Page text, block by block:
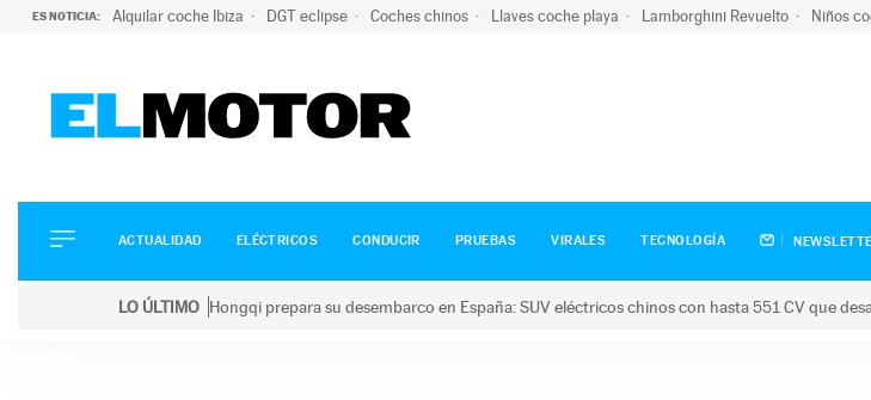
ES NOTICIA: Alquilar coche Ibiza DGT eclipse Coches chinos Llaves coche playa Lamborghini Revuelto Niños
ELÉCTRICOS
CONDUCIR
ACTUALIDAD ELÉCTRICOS CONDUCIR PRUEBAS VIRALES TECNOLOGÍA
LO ÚLTIMO Hongqi prepara su desembarco en España: SUV eléctricos chinos con hasta 551 CV que